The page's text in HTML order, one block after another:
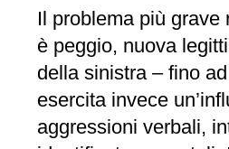
Il problema più grave
è peggio, nuova
della sinistra – fino
esercita invece
aggressioni verbali,